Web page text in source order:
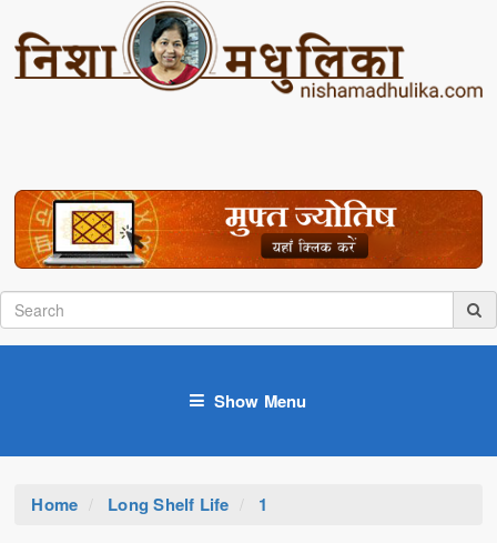
Show Menu
Home Long Shelf Life 1